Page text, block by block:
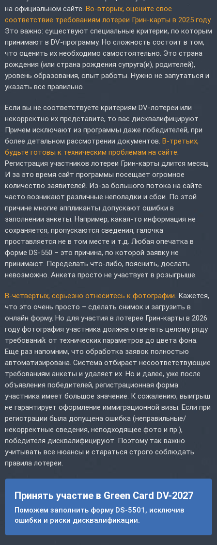
на официальном сайте. Во-вторых, оцените свое
соответствие требованиям лотереи Грин-карты в 2025 году.
Это важно: существуют специальные критерии, по которым
принимают в DV-программу. Но сложность состоит в том,
что оценить их необходимо самостоятельно. Это страна
рождения (или страна рождения супруга(и), родителей),
уровень образования, опыт работы. Нужно не запутаться и
указать все правильно.
Если вы не соответствуете критериям DV-лотереи или
некорректно их представите, то вас дисквалифицируют.
Причем исключают из программы даже победителей, при
более детальном рассмотрении документов. В-третьих,
будьте готовы к техническим проблемам на сайте
Регистрация участников лотереи Грин-карты длится месяц.
И за это время сайт программы посещает огромное
количество заявителей. Из-за большого потока на сайте
часто возникают различные неполадки и сбои. По этой
причине многие аппликанты допускают ошибки в
заполнении анкеты. Например, какая-то информация не
сохраняется, пропускаются сведения, галочка
проставляется не в том месте и т.д. Любая опечатка в
форме DS-550 – это причина, по которой заявку не
принимают. Переделать что-либо, пояснить, дослать
невозможно. Анкета просто не участвует в розыгрыше.
В-четвертых, серьезно отнеситесь к фотографии . Кажется,
что это очень просто – сделать снимок и загрузить в
онлайн форму. Но для участия в лотерее Грин-карты в 2026
году фотография участника должна отвечать целому ряду
требований: от технических параметров до цвета фона.
Еще раз напомним, что обработка заявок полностью
автоматизирована. Система отбирает несоответствующие
требованиям анкеты и удаляет их. Но и далее, уже после
объявления победителей, регистрационная форма
участника имеет большое значение. К сожалению, выигрыш
не гарантирует оформление иммиграционной визы. Если при
регистрации была допущена ошибка (неправильные/
некорректные сведения, неподходящее фото и пр.),
победителя дисквалифицируют. Поэтому так важно
учитывать все нюансы и стараться строго соблюдать
правила лотереи.
Принять участие в Green Card DV-2027
Поможем заполнить форму DS-5501, исключив
ошибки и риски дисквалификации.